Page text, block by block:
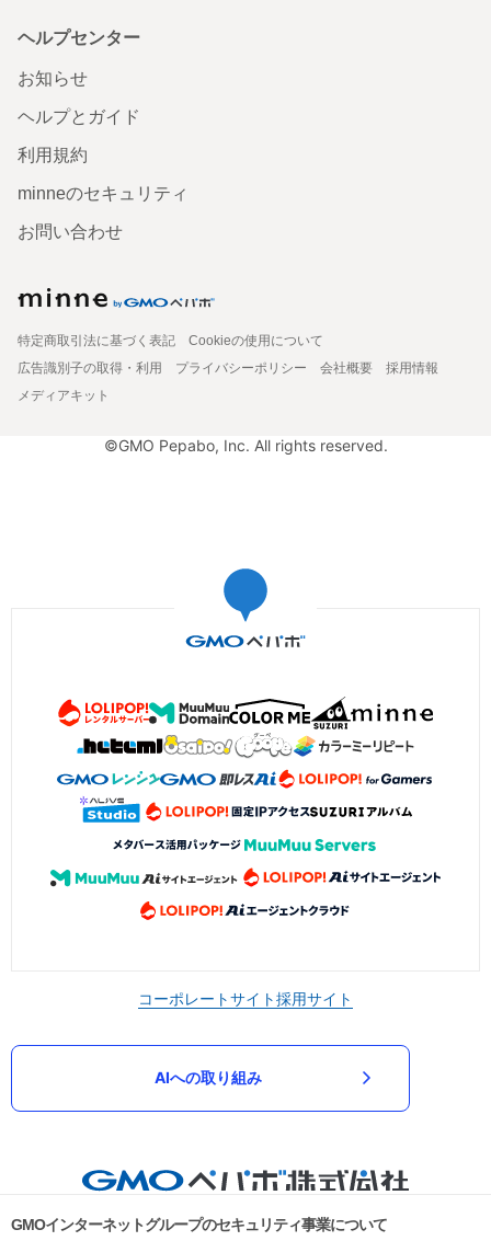
ヘルプセンター
お知らせ
ヘルプとガイド
利用規約
minneのセキュリティ
お問い合わせ
特定商取引法に基づく表記
Cookieの使用について
広告識別子の取得・利用
プライバシーポリシー 会社概要
採用情報
メディアキット
©GMO Pepabo, Inc. All rights reserved.
コーポレートサイト採用サイト
AIへの取り組み
GMOインターネットグループのセキュリティ事業について